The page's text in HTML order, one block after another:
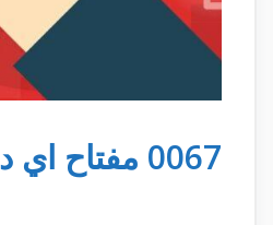
0067 مفتاح اي دولة